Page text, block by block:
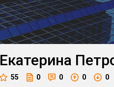
Екатерина
55 0 0 0 0